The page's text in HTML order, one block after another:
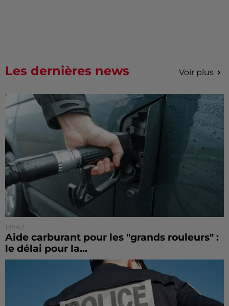
Les dernières news Voir plus
13h42
Aide carburant pour les "grands rouleurs" :
le délai pour la...